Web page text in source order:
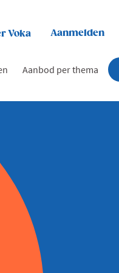
Voka Aanmelden
Aanbod per thema